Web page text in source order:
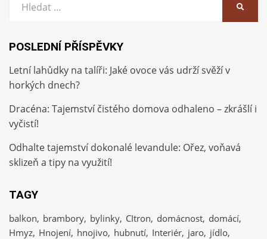
POSLEDNÍ PŘÍSPĚVKY
Letní lahůdky na talíři: Jaké ovoce vás udrží svěží v
horkých dnech?
Dracéna: Tajemství čistého domova odhaleno – zkrášlí i
vyčistí!
Odhalte tajemství dokonalé levandule: Ořez, voňavá
sklizeň a tipy na využití!
TAGY
balkon brambory bylinky CItron domácnost domácí
Hmyz Hnojení hnojivo hubnutí Interiér jaro jídlo